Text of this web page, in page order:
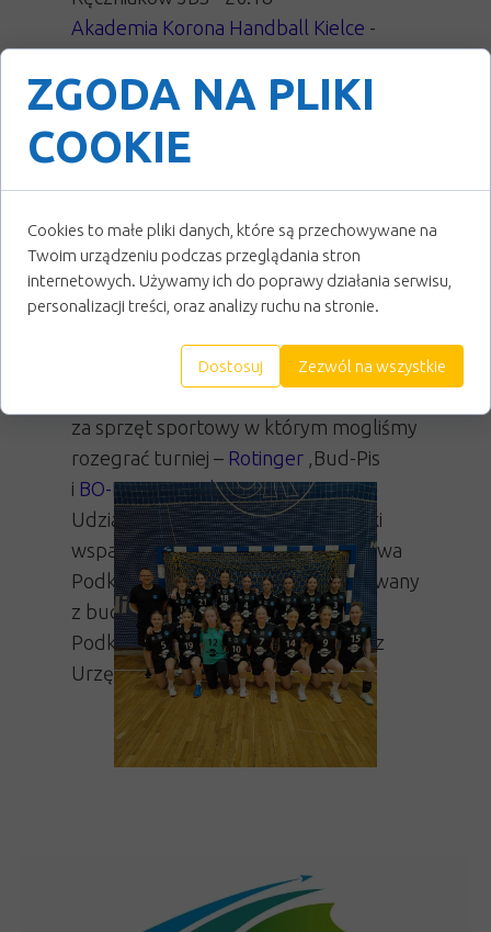
Akademia Korona Handball Kielce -
Akademia Ręczniaków JBS -
Akademia
kierujemy do naszych niezastąpionych
partnerów:Podkarpackie,Miasto
Mielec ,Gmina Przecław,Gmina
Wojewódzki Związek Piłki Ręcznej
za sprzęt sportowy w którym mogliśmy
rozegrać turniej – Rotinger ,Bud-Pis
i BO-PI Stacja Paliw.
Udział w turnieju jest możliwy dzięki
wsparciu finansowemu Województwa
Podkarpackiego. Projekt dofinansowany
z budżetu Województwa
Podkarpackiego w ramach umowy z
Urzędem Marszałkowskim
ZGODA NA PLIKI
COOKIE
Cookies to małe pliki danych, które są przechowywane na
Twoim urządzeniu podczas przeglądania stron
internetowych. Używamy ich do poprawy działania serwisu,
personalizacji treści, oraz analizy ruchu na stronie.
Dostosuj Zezwól na wszystkie